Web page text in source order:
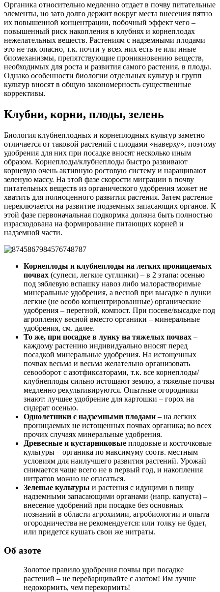
Органика относительно медленно отдает в почву питательные
элементы, но зато долго держит вокруг места внесения пятно
их повышенной концентрации, побочный эффект чего –
повышенный риск накопления в клубнях и корнеплодах
нежелательных веществ. Растениям с надземными плодами
это не так опасно, т.к. почти у всех них есть те или иные
биомеханизмы, препятствующие проникновению веществ,
необходимых для роста и развития самого растения, в плоды.
Однако особенности биологии отдельных культур и групп
культур вносят в общую закономерность существенные
коррективы.
Клубни, корни, плоды, зелень
Биология клубнеплодных и корнеплодных культур заметно
отличается от таковой растений с плодами «наверху», поэтому
удобрения для них при посадке вносят несколько иным
образом. Корнеплоды/клубнеплоды быстро развивают
корневую очень активную ростовую систему и наращивают
зеленую массу. На этой фазе скорости миграции в почву
питательных веществ из органического удобрения может не
хватить для полноценного развития растения. Затем растение
переключается на развитие подземных запасающих органов. К
этой фазе первоначальная подкормка должна быть полностью
израсходована на формирование питающих корней и
надземной части.
Корнеплоды и клубнеплоды на легких проницаемых
почвах (супеси, легкие суглинки) – в 2 этапа: осенью
под зяблевую вспашку навоз либо малорастворимые
минеральные удобрения, а весной при высадке в лунки
легкие (не особо концентрированные) органические
удобрения – перегной, компост. При посеве/высадке под
агропленку весной вместо органики – минеральные
удобрения, см. далее.
То же, при посадке в лунку на тяжелых почвах –
каждому растению индивидуально вносят перед
посадкой минеральные удобрения. На истощенных
почвах весьма и весьма желательно организовать
севооборот с азотфиксаторами, т.к. все корнеплоды/
клубнеплоды сильно истощают землю, а тяжелые почвы
медленно рекультивируются. Опытные огородники
знают: лучшее удобрение для картошки – горох на
сидерат осенью.
Однолетники с надземными плодами – на легких
проницаемых не истощенных почвах органика; во всех
прочих случаях минеральные удобрения.
Древесные и кустарниковые плодовые и косточковые
культуры – органика по максимуму соотв. местным
условиям для наилучшего развития растений. Урожай
снимается чаще всего не в первый год, и накопления
нитратов можно не опасаться.
Зеленые культуры и растения с идущими в пищу
надземными запасающими органами (напр. капуста) –
внесение удобрений при посадке без основных
познаний в области агрохимии, агробиологии и опыта
огородничества не рекомендуется: или толку не будет,
или придется кушать свои же нитраты.
Об азоте
Золотое правило удобрения почвы при посадке
растений – не перебарщивайте с азотом! Им лучше
недокормить, чем перекормить!